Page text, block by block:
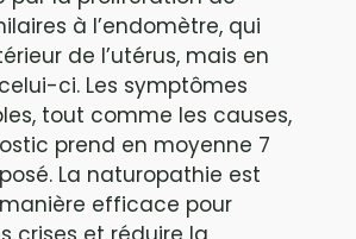
à l’endomètre, qui
de l’utérus, mais en
ci. Les symptômes
tout comme les causes,
prend en moyenne 7
La naturopathie est
efficace pour